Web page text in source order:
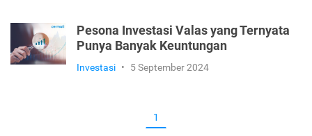
Pesona Investasi Valas yang Ternyata
Punya Banyak Keuntungan
Investasi • 5 September 2024
1